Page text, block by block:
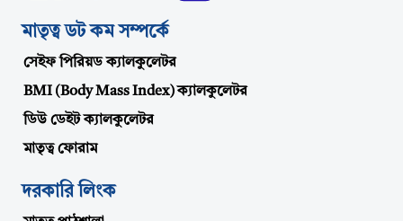
মাতৃত্ব ডট কম সম্পর্কে
সেইফ পিরিয়ড ক্যালকুলেটর
BMI (Body Mass Index) ক্যালকুলেটর
ডিউ ডেইট ক্যালকুলেটর
মাতৃত্ব ফোরাম
দরকারি লিংক